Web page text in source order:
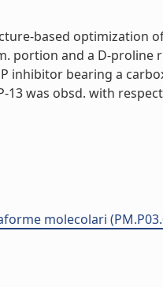
based optimization
portion and a D-
bearing a
was obsd. with
molecolari